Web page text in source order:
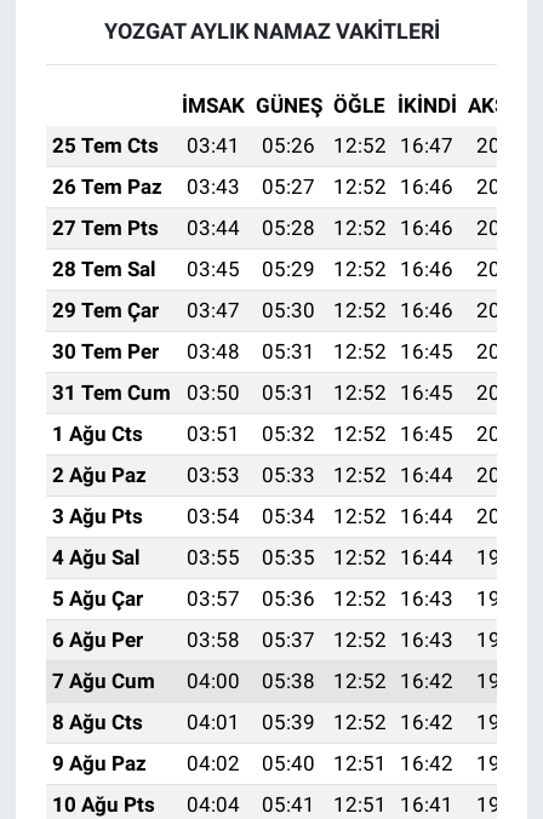
YOZGAT AYLIK NAMAZ VAKITLERI
İMSAK GÜNEŞ ÖĞLE İKINDI AKŞAM
25 Tem Cts
03:41 05:26 12:52 16:47
20:09
26 Tem Paz
03:43 05:27 12:52 16:46
20:08
27 Tem Pts
03:44 05:28 12:52 16:46
20:07
28 Tem Sal
03:45 05:29 12:52 16:46
20:06
29 Tem Çar
03:47 05:30 12:52 16:46
20:05
30 Tem Per
03:48 05:31 12:52 16:45
20:04
31 Tem Cum
03:50 05:31 12:52 16:45
20:03
1 Ağu Cts
03:51 05:32 12:52 16:45
20:02
2 Ağu Paz
03:53 05:33 12:52 16:44
20:01
3 Ağu Pts
03:54 05:34 12:52 16:44
20:00
4 Ağu Sal
03:55 05:35 12:52 16:44
19:59
5 Ağu Çar
03:57 05:36 12:52 16:43
19:58
6 Ağu Per
03:58 05:37 12:52 16:43
19:57
7 Ağu Cum
04:00 05:38 12:52 16:42
19:55
8 Ağu Cts
04:01 05:39 12:52 16:42
19:54
9 Ağu Paz
04:02 05:40 12:51 16:42
19:53
10 Ağu Pts
04:04 05:41 12:51 16:41
19:52